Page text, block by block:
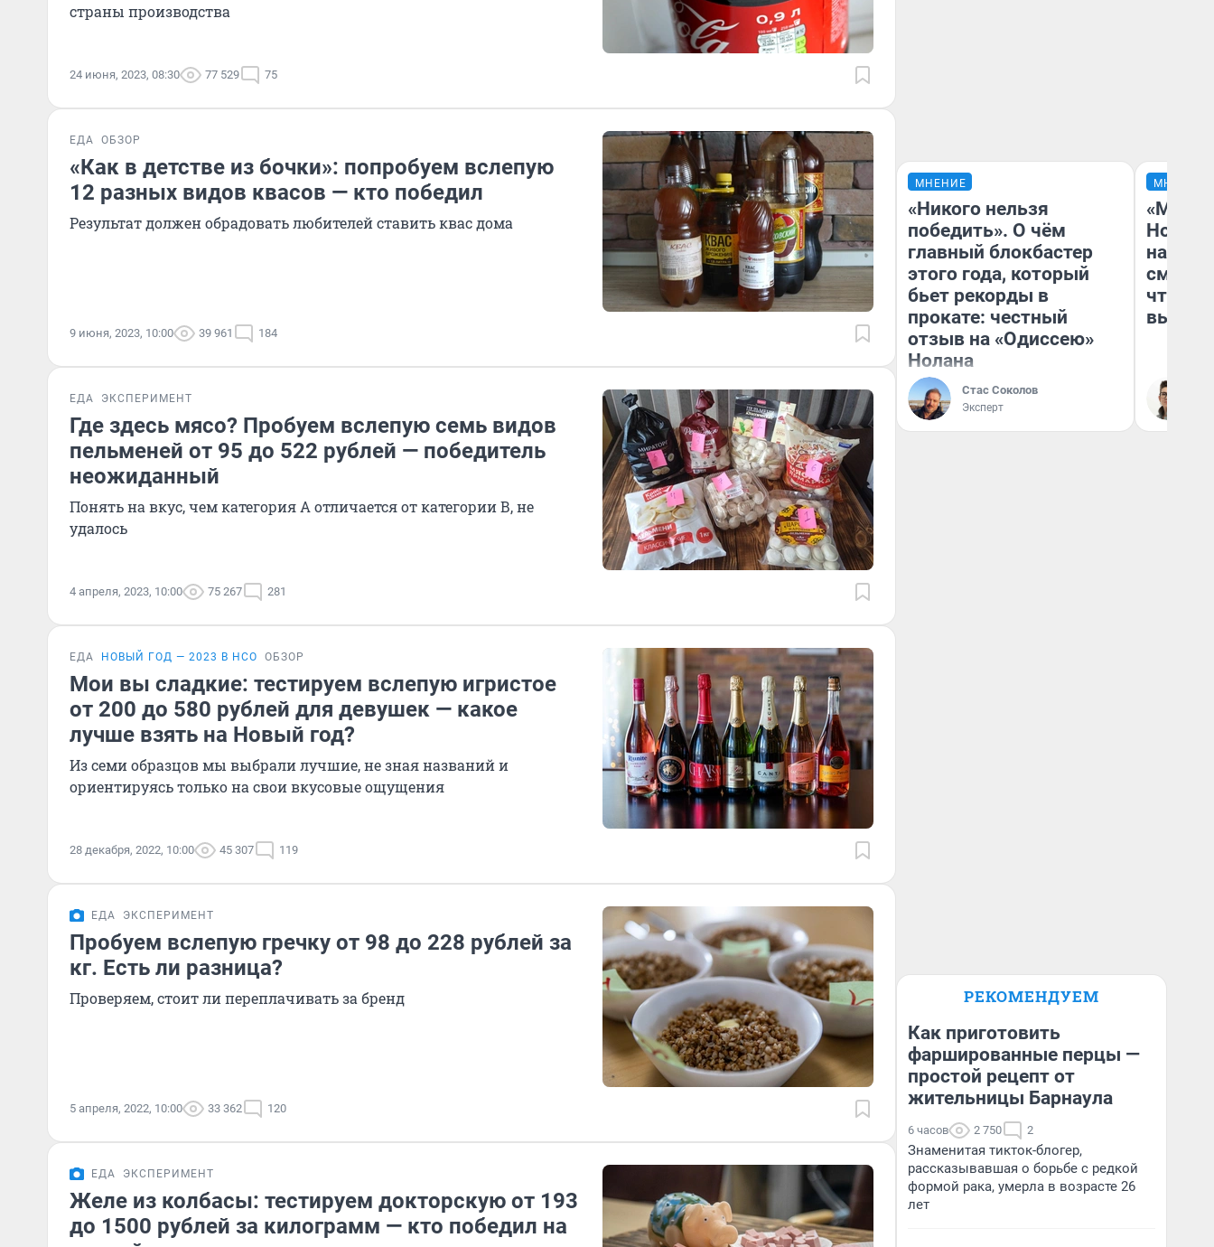
страны производства
24 июня, 2023, 08:30 77 529 75
ЕДА ОБЗОР
«Как в детстве из бочки»: попробуем вслепую
12 разных видов квасов — кто победил
Результат должен обрадовать любителей ставить квас дома
9 июня, 2023, 10:00 39 961 184
ЕДА ЭКСПЕРИМЕНТ
Где здесь мясо? Пробуем вслепую семь видов
пельменей от 95 до 522 рублей — победитель
неожиданный
Понять на вкус, чем категория А отличается от категории В, не
удалось
4 апреля, 2023, 10:00 75 267 281
ЕДА НОВЫЙ ГОД — 2023 В НСО ОБЗОР
Мои вы сладкие: тестируем вслепую игристое
от 200 до 580 рублей для девушек — какое
лучше взять на Новый год?
Из семи образцов мы выбрали лучшие, не зная названий и
ориентируясь только на свои вкусовые ощущения
28 декабря, 2022, 10:00 45 307 119
ЕДА ЭКСПЕРИМЕНТ
Пробуем вслепую гречку от 98 до 228 рублей за
кг. Есть ли разница?
Проверяем, стоит ли переплачивать за бренд
5 апреля, 2022, 10:00 33 362 120
ЕДА ЭКСПЕРИМЕНТ
Желе из колбасы: тестируем докторскую от 193
до 1500 рублей за килограмм — кто победил на
МНЕНИЕ
«Никого нельзя
победить». О чём
главный блокбастер
этого года, который
бьет рекорды в
прокате: честный
отзыв на «Одиссею»
Нолана
Стас Соколов
Эксперт
МНЕНИЕ
«Мы
чтобы
РЕКОМЕНДУЕМ
Как приготовить
фаршированные перцы —
простой рецепт от
жительницы Барнаула
6 часов 2 750 2
Знаменитая тикток-блогер,
рассказывавшая о борьбе с редкой
формой рака, умерла в возрасте 26
лет